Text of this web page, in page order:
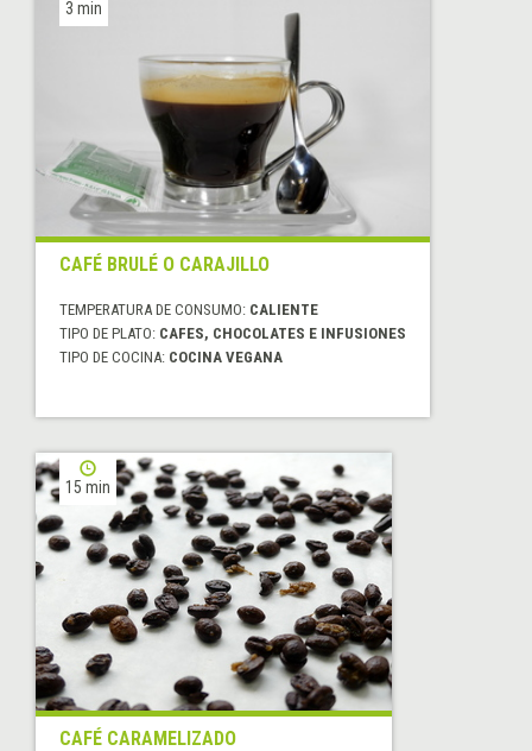
3 min
CAFÉ BRULÉ O CARAJILLO
TEMPERATURA DE CONSUMO: CALIENTE
TIPO DE PLATO: CAFES, CHOCOLATES E INFUSIONES
TIPO DE COCINA: COCINA VEGANA
15 min
CAFÉ CARAMELIZADO